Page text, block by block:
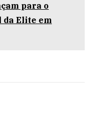
para o
Elite em